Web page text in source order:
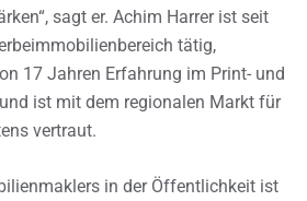
sagt er. Achim Harrer ist seit
tätig,
17 Jahren Erfahrung im Print- und
ist mit dem regionalen Markt für
vertraut.
in der Öffentlichkeit ist